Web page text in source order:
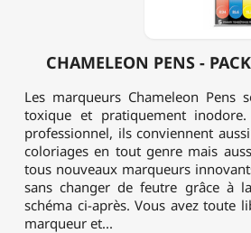
CHAMELEON PENS -
Les marqueurs Chameleon Pens
toxique et pratiquement
professionnel, ils conviennent
coloriages en tout genre mais
tous nouveaux marqueurs
sans changer de feutre grâce à
schéma ci-après. Vous avez toute
marqueur et...